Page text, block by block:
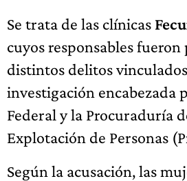
Se trata de las clínicas
cuyos responsables fueron
distintos delitos
investigación encabezada
Federal y la Procuraduría
Explotación de Personas
Según la acusación, las